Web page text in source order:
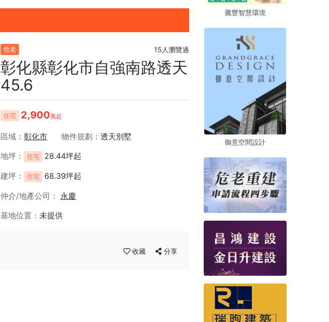
危老 15人瀏覽過
彰化縣彰化市自強南路透天
45.6
住宅 2,900萬起
區域 彰化市 物件規劃
透天別墅
地坪
住宅 28.44坪起
建坪 住宅 68.39坪起
仲介/地產公司
永慶
基地位置
未提供
收藏 分享
騰豐智慧環境
騰豐智慧環境
騰豐智慧環境
御意空間設計
御意空間設計
御意空間設計